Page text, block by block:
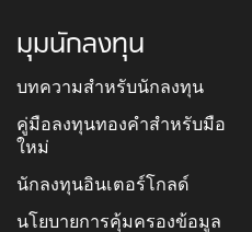
มุมนักลงทุน
บทความสำหรับนักลงทุน
คู่มือลงทุนทองคำสำหรับมือ
ใหม่
นักลงทุนอินเตอร์โกลด์
นโยบายการคุ้มครองข้อมูล